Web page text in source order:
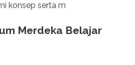
konsep serta m
Merdeka Belajar